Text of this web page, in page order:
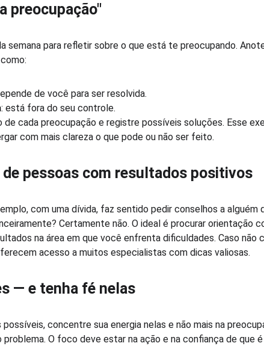
preocupação"
semana para refletir sobre o que está te preocupando.
de você para ser resolvida.
: está fora do seu controle.
cada preocupação e registre possíveis soluções. Esse
com mais clareza o que pode ou não ser feito.
de pessoas com resultados positivos
com uma dívida, faz sentido pedir conselhos a alguém
Certamente não. O ideal é procurar orientação
na área em que você enfrenta dificuldades. Caso não
acesso a muitos especialistas com dicas valiosas.
— e tenha fé nelas
concentre sua energia nelas e não mais na
O foco deve estar na ação e na confiança de que